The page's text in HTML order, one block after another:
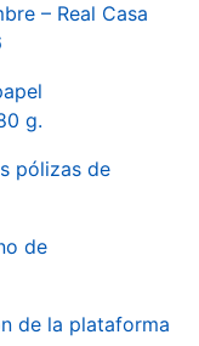
– Real Casa
g.
pólizas de
de
de la plataforma